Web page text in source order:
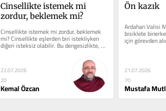
Cinsellikte istemek mi
zordur, beklemek mi?
Cinsellikte istemek mi zordur, beklemek
mi? Cinsellikte eşlerden biri istekliyken
diğeri isteksiz olabilir. Bu dengesizlikte,
arzuyu sürekli dile...
22.07.2026
20
Kemal Özcan
Ön kazık
Ardahan Valisi
bisiklete
için görevden
kimdi? Bir...
21.07.2026
70
Mustafa